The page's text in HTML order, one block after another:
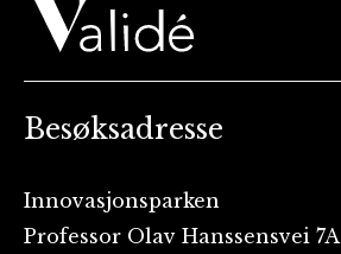
Besøksadresse
Innovasjonsparken
Professor Olav Hanssensvei 7A